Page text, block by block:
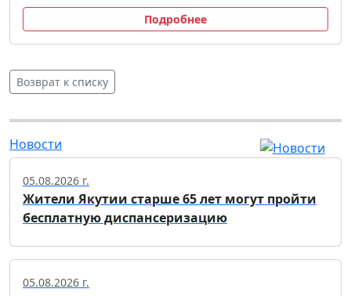
Подробнее
Возврат к списку
Новости
05.08.2026 г.
Жители Якутии старше 65 лет могут пройти
бесплатную диспансеризацию
05.08.2026 г.